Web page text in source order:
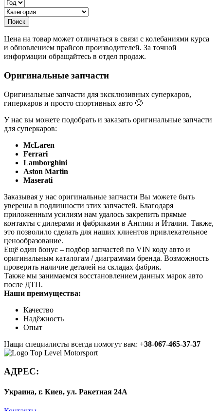
Цена на товар может отличаться в связи с колебаниями курса
и обновлением прайсов производителей. За точной
информации обращайтесь в отдел продаж.
Оригинальные запчасти
Оригинальные запчасти для эксклюзивных суперкаров,
гиперкаров и просто спортивных авто 🙂
У нас вы можете подобрать и заказать оригинальные запчасти
для суперкаров:
McLaren
Ferrari
Lamborghini
Aston Martin
Maserati
Заказывая у нас оригинальные запчасти Вы можете быть
уверены в подлинности этих запчастей. Благодаря
приложенным усилиям нам удалось закрепить прямые
контакты с дилерами и фабриками в Англии и Италии. Также,
это позволило сделать для наших клиентов привлекательное
ценообразование.
Ещё один бонус – подбор запчастей по VIN коду авто и
оригинальным каталогам / диаграммам бренда. Возможность
проверить наличие деталей на складах фабрик.
Также мы занимаемся восстановлением данных марок авто
после ДТП.
Наши преимущества:
Качество
Надёжность
Опыт
Нащи специалисты всегда помогут вам: +38-067-465-37-37
АДРЕС:
Украина, г. Киев, ул. Ракетная 24А